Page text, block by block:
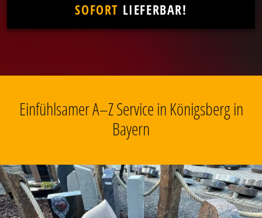
SOFORT LIEFERBAR!
Einfühlsamer A–Z Service in Königsberg in
Bayern